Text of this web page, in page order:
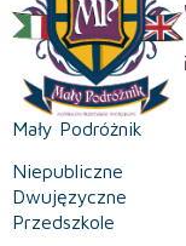
Mały Podróżnik
Niepubliczne
Dwujęzyczne
Przedszkole